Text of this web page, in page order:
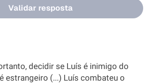
Validar resposta
decidir se Luís é inimigo do
estrangeiro (...) Luís combateu o